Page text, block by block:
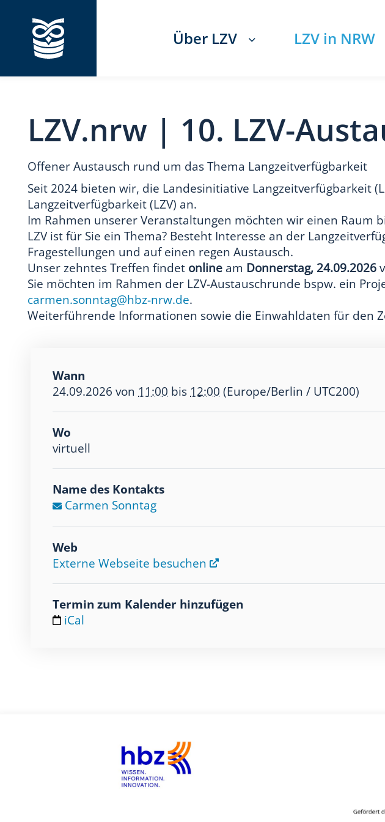
Über LZV LZV in NRW
LZV.nrw | 10. LZV-
Offener Austausch rund um das Thema Langzeitverfügbarkeit
Wann
24.09.2026 von 11:00 bis 12:00 (Europe/Berlin / UTC200)
Wo
virtuell
Name des Kontakts
Carmen Sonntag
Web
Externe Webseite besuchen
Termin zum Kalender hinzufügen
iCal
Seit 2024 bieten wir, die Landesinitiative Langzeitverfügbarkeit
Langzeitverfügbarkeit (LZV) an.
Im Rahmen unserer Veranstaltungen möchten wir einen Raum
LZV ist für Sie ein Thema? Besteht Interesse an der
Fragestellungen und auf einen regen Austausch.
Unser zehntes Treffen findet online am Donnerstag, 24.09.2026
Sie möchten im Rahmen der LZV-Austauschrunde bspw. ein
carmen.sonntag@hbz-nrw.de.
Weiterführende Informationen sowie die Einwahldaten für den